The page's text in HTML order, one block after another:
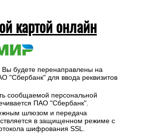
картой онлайн
Вы будете перенаправлены на
"Сбербанк" для ввода реквизитов
сообщаемой персональной
ПАО "Сбербанк".
шлюзом и передача
в защищенном режиме с
шифрования SSL.